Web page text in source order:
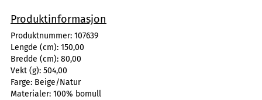
Produktinformasjon
Produktnummer: 107639
Lengde (cm): 150,00
Bredde (cm): 80,00
Vekt (g): 504,00
Farge: Beige/Natur
Materialer: 100% bomull